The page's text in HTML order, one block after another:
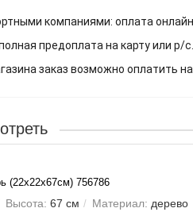
компаниями: оплата
предоплата на карту или р/с.
заказ возможно оплатить
(22х22х67см) 756786
Высота: 67 см Материал: дерево